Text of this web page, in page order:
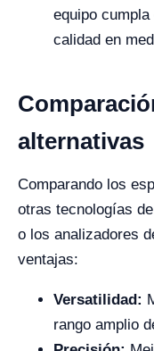
equipo
calidad en
alternativas
Comparando los
otras tecnologías
o los analizadores
ventajas:
Versatilidad:
rango amplio